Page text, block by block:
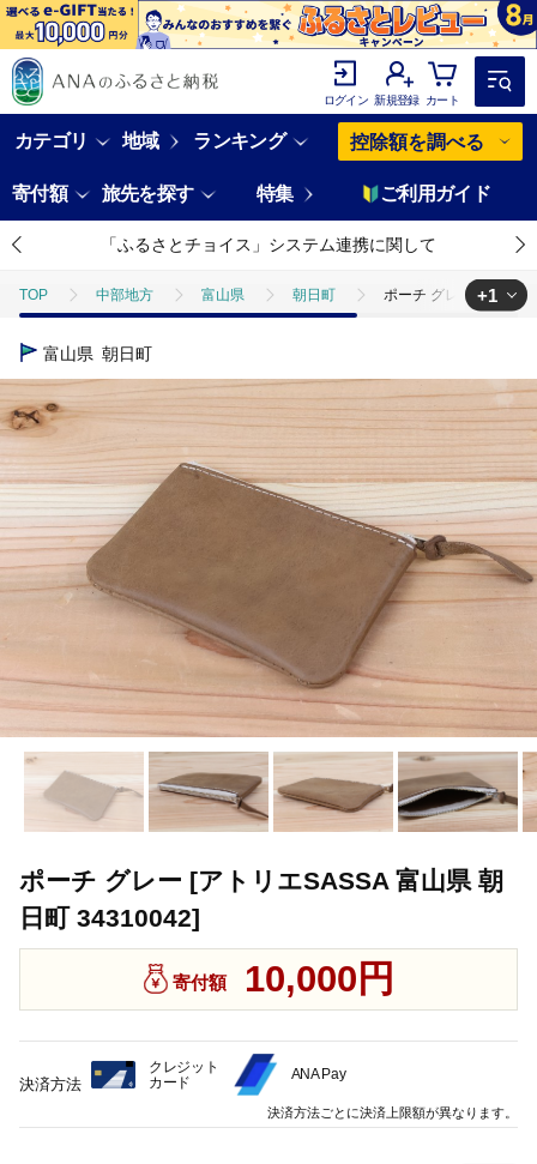
ログイン 新規登録 カート
カテゴリ 地域 ランキング 控除額を調べる
寄付額 旅先を探す 特集 ご利用ガイド
「ふるさとチョイス」システム連携に関して
TOP 中部地方 富山県 朝日町 ポーチ グレー [アトリ
TOP
+1
富山県 朝日町
ポーチ グレー [アトリエSASSA 富山県 朝
日町 34310042]
寄付額 10,000円
決済方法
クレジット
カード
ANA Pay
決済方法ごとに決済上限額が異なります。